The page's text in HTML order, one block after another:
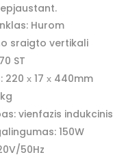
Hurom
sraigto vertikali
ST
220 х 17 х 440mm
vienfazis indukcinis
150W
50Hz